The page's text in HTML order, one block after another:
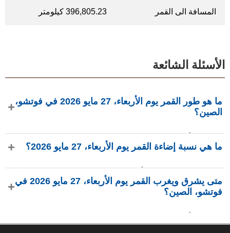
المسافة الى القمر 396,805.23 كيلومتر
الأسئلة الشائعة
ما هو طور القمر يوم الأربعاء، 27 مايو 2026 في فوتشو،
الصين؟
أحدب متزايد بإضاءة 87.83%، عمره 11.42 يومًا، ويقع في كوكبة ما هي نسبة إضاءة القمر يوم الأربعاء، 27 مايو 2026؟
لـ phasesmoon.com.
متى يشرق ويغرب القمر يوم الأربعاء، 27 مايو 2026 في
فوتشو، الصين؟